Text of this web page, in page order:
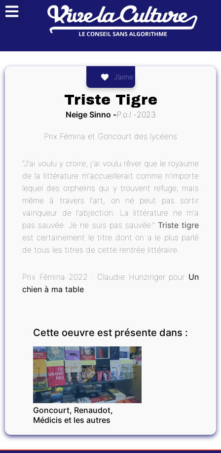
J’aime
Triste Tigre
Neige Sinno P.o.l 2023
Prix Fémina et Goncourt des lycéens
“J'ai voulu y croire, j'ai voulu rêver que le royaume
de la littérature m'accueillerait comme n'importe
lequel des orphelins qui y trouvent refuge, mais
même à travers l'art, on ne peut pas sortir
vainqueur de l'abjection. La littérature ne m'a
pas sauvée. Je ne suis pas sauvée.” Triste tigre
est certainement le titre dont on a le plus parlé
de tous les titres de cette rentrée littéraire.
Prix Fémina 2022 : Claudie Hunzinger pour Un
chien à ma table
Cette oeuvre est présente dans :
LITTÉRATURE
Goncourt, Renaudot,
Médicis et les autres